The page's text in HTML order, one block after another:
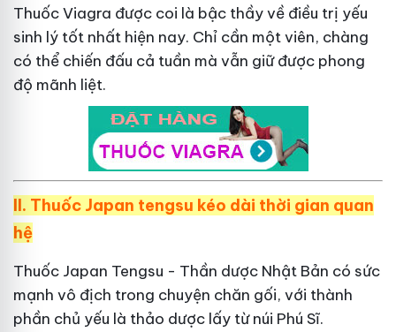
Thuốc Viagra được coi là bậc thầy về điều trị yếu
sinh lý tốt nhất hiện nay. Chỉ cần một viên, chàng
có thể chiến đấu cả tuần mà vẫn giữ được phong
độ mãnh liệt.
II. Thuốc Japan tengsu kéo dài thời gian quan
hệ
Thuốc Japan Tengsu - Thần dược Nhật Bản có sức
mạnh vô địch trong chuyện chăn gối, với thành
phần chủ yếu là thảo dược lấy từ núi Phú Sĩ.